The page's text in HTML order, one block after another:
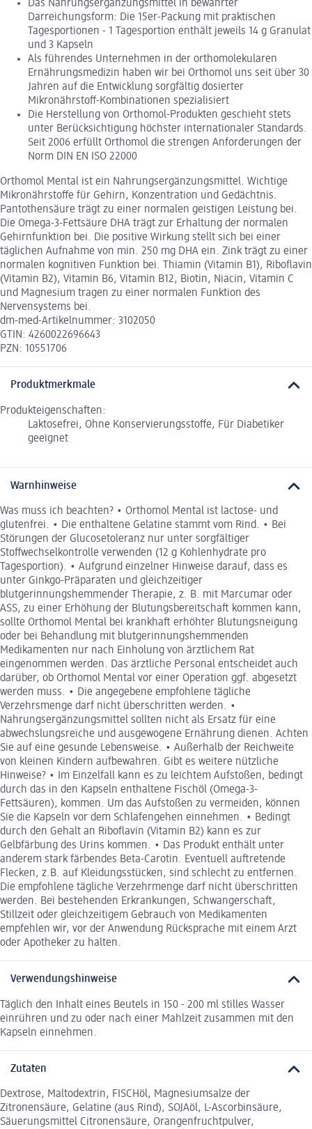
Das Nahrungsergänzungsmittel in bewährter
Darreichungsform: Die 15er-Packung mit praktischen
Tagesportionen - 1 Tagesportion enthält jeweils 14 g Granulat
und 3 Kapseln
Als führendes Unternehmen in der orthomolekularen
Ernährungsmedizin haben wir bei Orthomol uns seit über 30
Jahren auf die Entwicklung sorgfältig dosierter
Mikronährstoff-Kombinationen spezialisiert
Die Herstellung von Orthomol-Produkten geschieht stets
unter Berücksichtigung höchster internationaler Standards.
Seit 2006 erfüllt Orthomol die strengen Anforderungen der
Norm DIN EN ISO 22000
Orthomol Mental ist ein Nahrungsergänzungsmittel. Wichtige
Mikronährstoffe für Gehirn, Konzentration und Gedächtnis.
Pantothensäure trägt zu einer normalen geistigen Leistung bei.
Die Omega-3-Fettsäure DHA trägt zur Erhaltung der normalen
Gehirnfunktion bei. Die positive Wirkung stellt sich bei einer
täglichen Aufnahme von min. 250 mg DHA ein. Zink trägt zu einer
normalen kognitiven Funktion bei. Thiamin (Vitamin B1), Riboflavin
(Vitamin B2), Vitamin B6, Vitamin B12, Biotin, Niacin, Vitamin C
und Magnesium tragen zu einer normalen Funktion des
Nervensystems bei.
dm-med-Artikelnummer: 3102050
GTIN: 4260022696643
PZN: 10551706
Produktmerkmale
Produkteigenschaften:
Laktosefrei, Ohne Konservierungsstoffe, Für Diabetiker
geeignet
Warnhinweise
Was muss ich beachten? • Orthomol Mental ist lactose- und
glutenfrei. • Die enthaltene Gelatine stammt vom Rind. • Bei
Störungen der Glucosetoleranz nur unter sorgfältiger
Stoffwechselkontrolle verwenden (12 g Kohlenhydrate pro
Tagesportion). • Aufgrund einzelner Hinweise darauf, dass es
unter Ginkgo-Präparaten und gleichzeitiger
blutgerinnungshemmender Therapie, z. B. mit Marcumar oder
ASS, zu einer Erhöhung der Blutungsbereitschaft kommen kann,
sollte Orthomol Mental bei krankhaft erhöhter Blutungsneigung
oder bei Behandlung mit blutgerinnungshemmenden
Medikamenten nur nach Einholung von ärztlichem Rat
eingenommen werden. Das ärztliche Personal entscheidet auch
darüber, ob Orthomol Mental vor einer Operation ggf. abgesetzt
werden muss. • Die angegebene empfohlene tägliche
Verzehrsmenge darf nicht überschritten werden. •
Nahrungsergänzungsmittel sollten nicht als Ersatz für eine
abwechslungsreiche und ausgewogene Ernährung dienen. Achten
Sie auf eine gesunde Lebensweise. • Außerhalb der Reichweite
von kleinen Kindern aufbewahren. Gibt es weitere nützliche
Hinweise? • Im Einzelfall kann es zu leichtem Aufstoßen, bedingt
durch das in den Kapseln enthaltene Fischöl (Omega-3-
Fettsäuren), kommen. Um das Aufstoßen zu vermeiden, können
Sie die Kapseln vor dem Schlafengehen einnehmen. • Bedingt
durch den Gehalt an Riboflavin (Vitamin B2) kann es zur
Gelbfärbung des Urins kommen. • Das Produkt enthält unter
anderem stark färbendes Beta-Carotin. Eventuell auftretende
Flecken, z.B. auf Kleidungsstücken, sind schlecht zu entfernen.
Die empfohlene tägliche Verzehrmenge darf nicht überschritten
werden. Bei bestehenden Erkrankungen, Schwangerschaft,
Stillzeit oder gleichzeitigem Gebrauch von Medikamenten
empfehlen wir, vor der Anwendung Rücksprache mit einem Arzt
oder Apotheker zu halten.
Verwendungshinweise
Täglich den Inhalt eines Beutels in 150 - 200 ml stilles Wasser
einrühren und zu oder nach einer Mahlzeit zusammen mit den
Kapseln einnehmen.
Zutaten
Dextrose, Maltodextrin, FISCHöl, Magnesiumsalze der
Zitronensäure, Gelatine (aus Rind), SOJAöl, L-Ascorbinsäure,
Säuerungsmittel Citronensäure, Orangenfruchtpulver,